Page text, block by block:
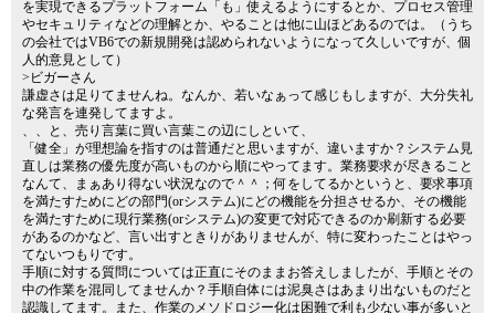
を実現できるプラットフォーム「も」使えるようにするとか、プロセス管理
やセキュリティなどの理解とか、やることは他に山ほどあるのでは。（うち
の会社ではVB6での新規開発は認められないようになって久しいですが、個
人的意見として）
>ビガーさん
謙虚さは足りてませんね。なんか、若いなぁって感じもしますが、大分失礼
な発言を連発してますよ。
、、と、売り言葉に買い言葉この辺にしといて、
「健全」が理想論を指すのは普通だと思いますが、違いますか？システム見
直しは業務の優先度が高いものから順にやってます。業務要求が尽きること
なんて、まぁあり得ない状況なので＾＾；何をしてるかというと、要求事項
を満たすためにどの部門(orシステム)にどの機能を分担させるか、その機能
を満たすために現行業務(orシステム)の変更で対応できるのか刷新する必要
があるのかなど、言い出すときりがありませんが、特に変わったことはやっ
てないつもりです。
手順に対する質問については正直にそのままお答えしましたが、手順とその
中の作業を混同してませんか？手順自体には泥臭さはあまり出ないものだと
認識してます。また、作業のメソドロジー化は困難で利も少ない事が多いと